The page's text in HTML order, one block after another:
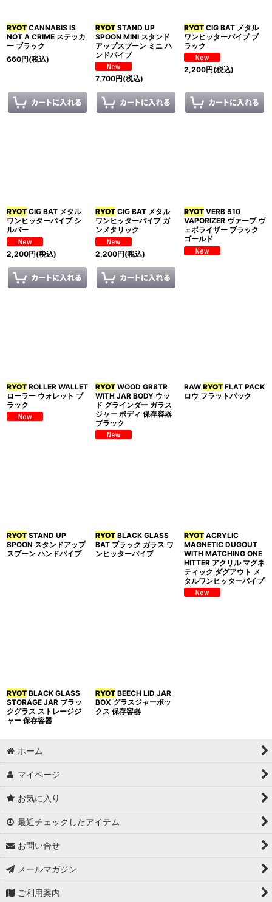
RYOT CANNABIS IS
NOT A CRIME ステッカ
ー ブラック
660円(税込)
RYOTSTAND UP
SPOON MINI スタンド
アップスプーン ミニ ハ
ンドパイプ
7,700円(税込)
RYOTCIG BAT メタル
ワンヒッターパイプ ブ
ラック
2,200円(税込)
RYOT CIG BAT メタル
ワンヒッターパイプ シ
ルバー
2,200円(税込)
RYOTCIG BAT メタル
ワンヒッターパイプ ガ
ンメタリック
2,200円(税込)
RYOTVERB 510
VAPORIZER ヴァーブ ヴ
ェポライザー ブラック
ゴールド
RYOT ROLLER WALLET
ローラー ウォレット ブ
ラック
RYOTWOOD GR8TR
WITH JAR BODY ウッ
ド グラインダー ガラス
ジャー ボディ 保存容器
ブラック
RAW RYOTFLAT PACK
ロウ フラットパック
RYOT STAND UP
SPOON スタンドアップ
スプーン ハンドパイプ
RYOTBLACK GLASS
BAT ブラック ガラス ワ
ンヒッターパイプ
RYOTACRYLIC
MAGNETIC DUGOUT
WITH MATCHING ONE
HITTER アクリル マグネ
ティック ダグアウト メ
タルワンヒッターパイプ
RYOT BLACK GLASS
STORAGE JAR ブラッ
クグラス ストレージジ
ャー 保存容器
RYOTBEECH LID JAR
BOX グラスジャーボッ
クス 保存容器
ホーム
マイページ
お気に入り
最近チェックしたアイテム
お問い合せ
メールマガジン
ご利用案内